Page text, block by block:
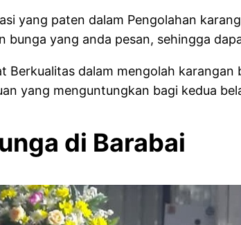
yang paten dalam Pengolahan
bunga yang anda pesan, sehingga
Berkualitas dalam mengolah
yang menguntungkan bagi kedua
di Barabai